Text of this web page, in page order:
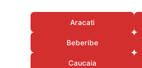
Aracati
Beberibe
Caucaia